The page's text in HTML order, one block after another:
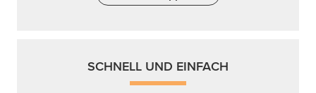
SCHNELL UND EINFACH